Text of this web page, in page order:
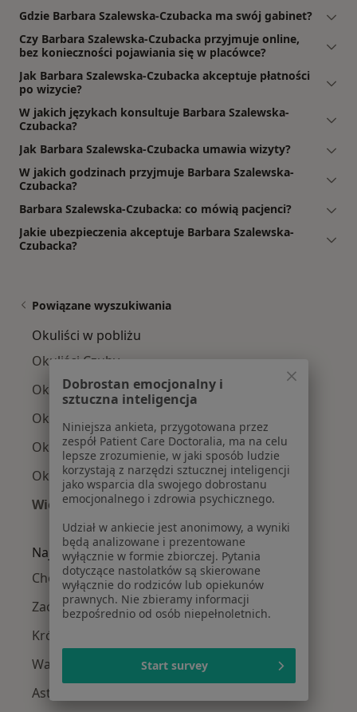
Gdzie Barbara Szalewska-Czubacka ma swój gabinet?
Czy Barbara Szalewska-Czubacka przyjmuje online,
bez konieczności pojawiania się w placówce?
Jak Barbara Szalewska-Czubacka akceptuje płatności
po wizycie?
W jakich językach konsultuje Barbara Szalewska-
Czubacka?
Jak Barbara Szalewska-Czubacka umawia wizyty?
W jakich godzinach przyjmuje Barbara Szalewska-
Czubacka?
Barbara Szalewska-Czubacka: co mówią pacjenci?
Jakie ubezpieczenia akceptuje Barbara Szalewska-
Czubacka?
Powiązane wyszukiwania
Okuliści w pobliżu
Okuliści Czuby
Okuliści Węglin-Południe
Okuliści Węglinek
Okuliści Sławin
Okuliści Osiedle Bronowice Iii - Maki
Więcej (2)
Więcej w kategorii: Okuliści w pobliżu
Najczęście leczone choroby
Choroby oczu w Lublinie
Zaćma w Lublinie
Krótkowzroczność w Lublinie
Wady wzroku w Lublinie
Astygmatyzm w Lublinie
Dobrostan emocjonalny i
sztuczna inteligencja
Niniejsza ankieta, przygotowana przez
zespół Patient Care Doctoralia, ma na celu
lepsze zrozumienie, w jaki sposób ludzie
korzystają z narzędzi sztucznej inteligencji
jako wsparcia dla swojego dobrostanu
emocjonalnego i zdrowia psychicznego.
Udział w ankiecie jest anonimowy, a wyniki
będą analizowane i prezentowane
wyłącznie w formie zbiorczej. Pytania
dotyczące nastolatków są skierowane
wyłącznie do rodziców lub opiekunów
prawnych. Nie zbieramy informacji
bezpośrednio od osób niepełnoletnich.
Start survey